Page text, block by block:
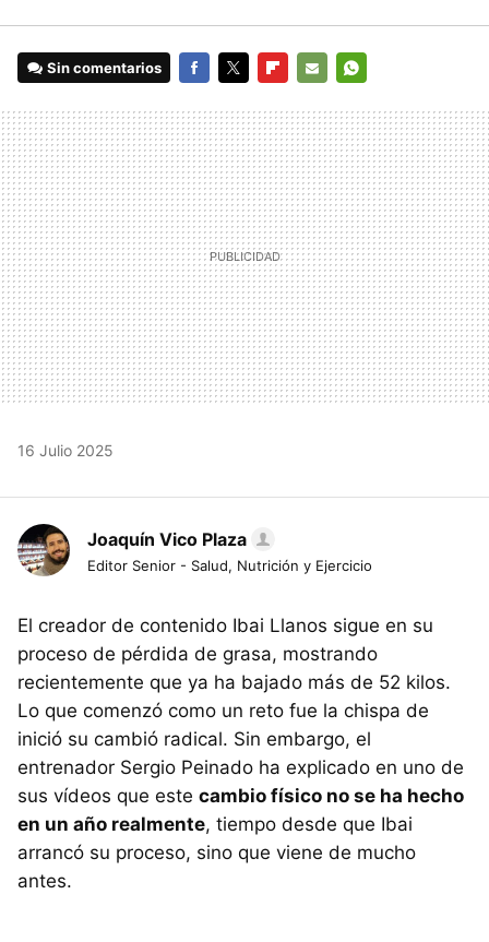
Sin comentarios
MAIL
16 Julio 2025
Joaquín Vico Plaza
Editor Senior - Salud, Nutrición y Ejercicio
El creador de contenido Ibai Llanos sigue en su
proceso de pérdida de grasa, mostrando
recientemente que ya ha bajado más de 52 kilos.
Lo que comenzó como un reto fue la chispa de
inició su cambió radical. Sin embargo, el
entrenador Sergio Peinado ha explicado en uno de
sus vídeos que este cambio físico no se ha hecho
en un año realmente, tiempo desde que Ibai
arrancó su proceso, sino que viene de mucho
antes.